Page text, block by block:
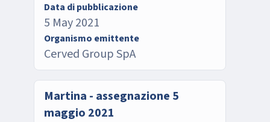
Data di pubblicazione
5 May 2021
Organismo emittente
Cerved Group SpA
Martina - assegnazione 5
maggio 2021